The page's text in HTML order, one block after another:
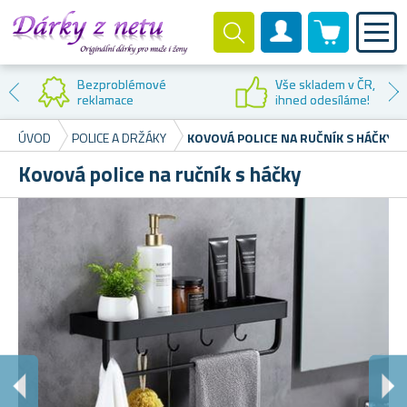
Zákaznický účet
0 produktů
Bezproblémové
reklamace
Vše skladem v ČR,
ihned odesíláme!
ÚVOD
POLICE A DRŽÁKY KOVOVÁ POLICE NA RUČNÍK S HÁČKY
Kovová police na ručník s háčky